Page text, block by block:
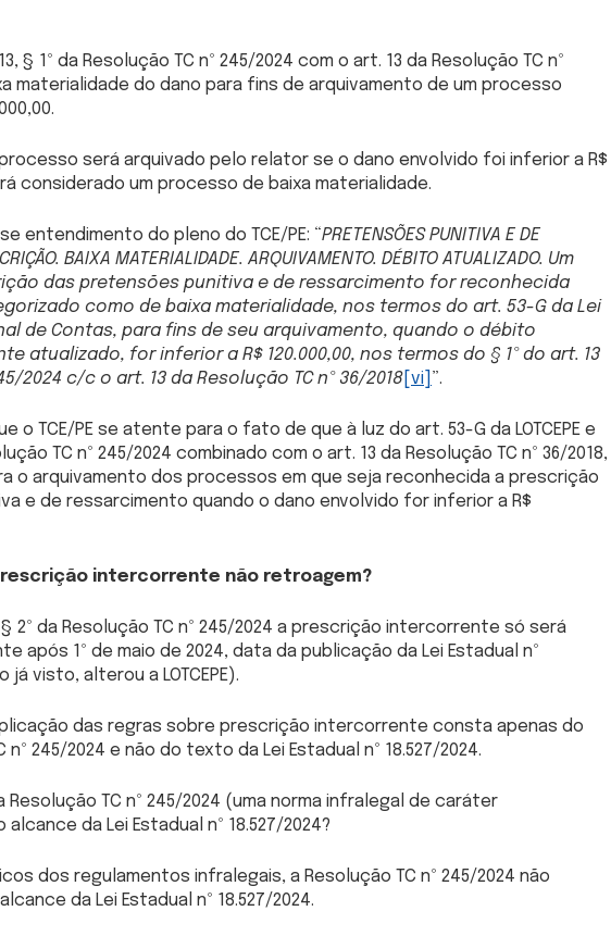
§ 1º da Resolução TC nº 245/2024 com o art. 13 da Resolução TC nº
materialidade do dano para fins de arquivamento de um processo
será arquivado pelo relator se o dano envolvido foi inferior a R$
considerado um processo de baixa materialidade.
entendimento do pleno do TCE/PE: “PRETENSÕES PUNITIVA E DE
BAIXA MATERIALIDADE. ARQUIVAMENTO. DÉBITO ATUALIZADO. Um
das pretensões punitiva e de ressarcimento for reconhecida
como de baixa materialidade, nos termos do art. 53-G da Lei
de Contas, para fins de seu arquivamento, quando o débito
atualizado, for inferior a R$ 120.000,00, nos termos do § 1º do art. 13
2024 c/c o art. 13 da Resolução TC nº 36/2018 [vi] ”.
o TCE/PE se atente para o fato de que à luz do art. 53-G da LOTCEPE e
TC nº 245/2024 combinado com o art. 13 da Resolução TC nº 36/2018,
o arquivamento dos processos em que seja reconhecida a prescrição
e de ressarcimento quando o dano envolvido for inferior a R$
intercorrente não retroagem?
2º da Resolução TC nº 245/2024 a prescrição intercorrente só será
após 1º de maio de 2024, data da publicação da Lei Estadual nº
já visto, alterou a LOTCEPE).
das regras sobre prescrição intercorrente consta apenas do
245/2024 e não do texto da Lei Estadual nº 18.527/2024.
TC nº 245/2024 (uma norma infralegal de caráter
da Lei Estadual nº 18.527/2024?
dos regulamentos infralegais, a Resolução TC nº 245/2024 não
da Lei Estadual nº 18.527/2024.